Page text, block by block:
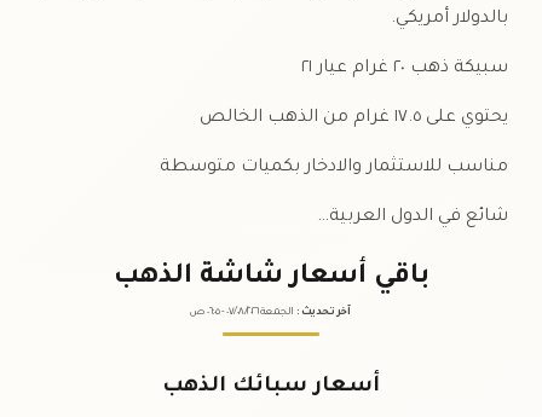
بالدولار أمريكي.
سبيكة ذهب ٢٠ غرام عيار ٢١
يحتوي على ١٧.٥ غرام من الذهب الخالص
مناسب للاستثمار والادخار بكميات متوسطة
شائع في الدول العربية…
باقي أسعار شاشة الذهب
آخر تحديث : الجمعة ٠٧ /٠٨/٢٠٢٦ - ٠٦:٠٥ ص
أسعار سبائك الذهب